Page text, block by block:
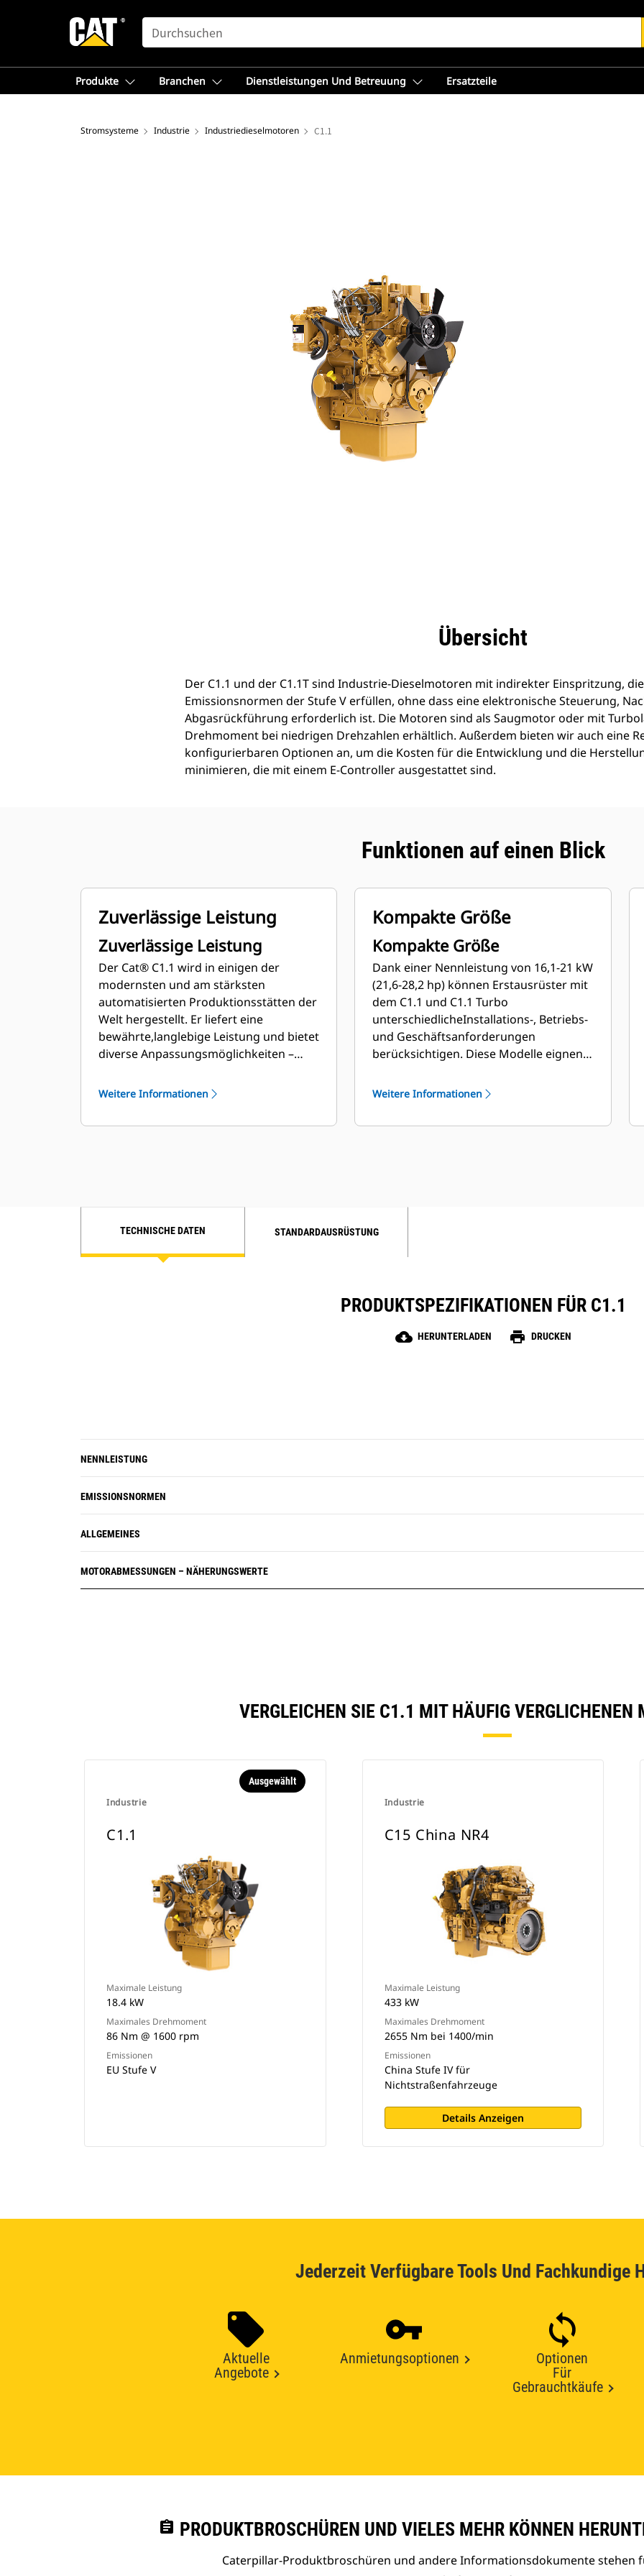
SEARCH
Produkte Branchen Dienstleistungen Und Betreuung Ersatzteile
Stromsysteme Industrie Industriedieselmotoren C1.1
Technische DatenÜbersicht
Der C1.1 und der C1.1T sind Industrie-Dieselmotoren mit indirekter Einspritzung,
Emissionsnormen der Stufe V erfüllen, ohne dass eine elektronische Steuerung,
Abgasrückführung erforderlich ist. Die Motoren sind als Saugmotor oder mit
Drehmoment bei niedrigen Drehzahlen erhältlich. Außerdem bieten wir auch eine
konfigurierbaren Optionen an, um die Kosten für die Entwicklung und die
minimieren, die mit einem E-Controller ausgestattet sind.
Funktionen auf einen Blick
Zuverlässige Leistung
Zuverlässige Leistung
Der Cat® C1.1 wird in einigen der
modernsten und am stärksten
automatisierten Produktionsstätten der
Welt hergestellt. Er liefert eine
bewährte,langlebige Leistung und bietet
diverse Anpassungsmöglichkeiten –
Haltbarkeit.
Weitere Informationen
Kompakte Größe
Kompakte Größe
Dank einer Nennleistung von 16,1-21 kW
(21,6-28,2 hp) können Erstausrüster mit
dem C1.1 und C1.1 Turbo
unterschiedlicheInstallations-, Betriebs-
und Geschäftsanforderungen
berücksichtigen. Diese Modelle eignen
denen es auf Leistung
Arbeiten, die das gewisse Extra an
Weitere Informationen
TECHNISCHE DATEN STANDARDAUSRÜSTUNG
PRODUKTSPEZIFIKATIONEN FÜR C1.1
cloud_download HERUNTERLADEN print DRUCKEN
NENNLEISTUNG
EMISSIONSNORMEN
ALLGEMEINES
MOTORABMESSUNGEN – NÄHERUNGSWERTE
VERGLEICHEN SIE C1.1 MIT HÄUFIG VERGLICHENEN
Industrie
Ausgewählt
C1.1
Maximale Leistung
18.4 kW
Maximales Drehmoment
86 Nm @ 1600 rpm
Emissionen
EU Stufe V
Industrie
C15 China NR4
Maximale Leistung
433 kW
Maximales Drehmoment
2655 Nm bei 1400/min
Emissionen
China Stufe IV für
Nichtstraßenfahrzeuge
Details Anzeigen
Jederzeit Verfügbare Tools Und Fachkundige
Aktuelle
Angebote
Anmietungsoptionen
Optionen
Für
Gebrauchtkäufe
assignment PRODUKTBROSCHÜREN UND VIELES MEHR KÖNNEN
Caterpillar-Produktbroschüren und andere Informationsdokumente stehen